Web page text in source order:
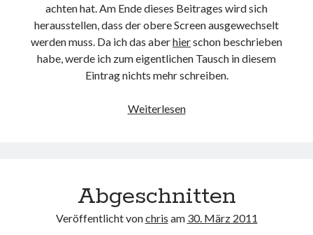
achten hat. Am Ende dieses Beitrages wird sich
herausstellen, dass der obere Screen ausgewechselt
werden muss. Da ich das aberhierschon beschrieben
habe, werde ich zum eigentlichen Tausch in diesem
Eintrag nichts mehr schreiben.
Weiterlesenthe
lite
Abgeschnitten
Veröffentlicht vonchris am 30. März 2011